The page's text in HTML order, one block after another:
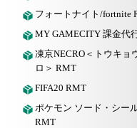
フォートナイト/fortnite
MY GAMECITY 課金代
凍京NECRO＜トウキョ
ロ＞ RMT
FIFA20 RMT
ポケモン ソード・シー
RMT